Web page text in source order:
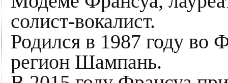
солист-вокалист.
Родился в 1987 году во
регион Шампань.